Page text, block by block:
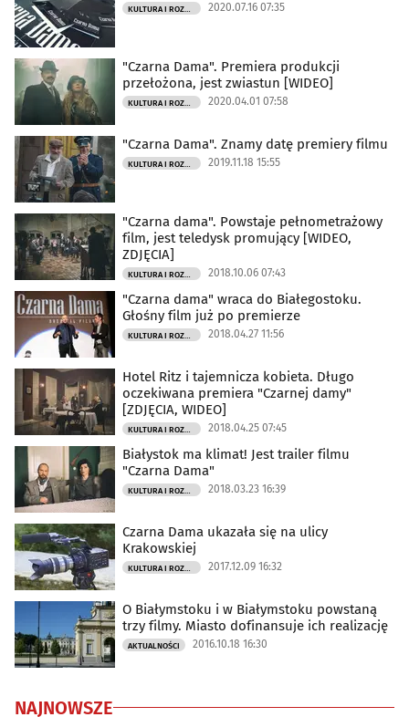
2020.07.16 07:35
"Czarna Dama". Premiera produkcji
przełożona, jest zwiastun [WIDEO]
2020.04.01 07:58
"Czarna Dama". Znamy datę premiery filmu
2019.11.18 15:55
"Czarna dama". Powstaje pełnometrażowy
film, jest teledysk promujący [WIDEO,
ZDJĘCIA]
2018.10.06 07:43
"Czarna dama" wraca do Białegostoku.
Głośny film już po premierze
2018.04.27 11:56
Hotel Ritz i tajemnicza kobieta. Długo
oczekiwana premiera "Czarnej damy"
[ZDJĘCIA, WIDEO]
2018.04.25 07:45
Białystok ma klimat! Jest trailer filmu
"Czarna Dama"
2018.03.23 16:39
Czarna Dama ukazała się na ulicy
Krakowskiej
2017.12.09 16:32
O Białymstoku i w Białymstoku powstaną
trzy filmy. Miasto dofinansuje ich realizację
AKTUALNOŚCI 2016.10.18 16:30
NAJNOWSZE